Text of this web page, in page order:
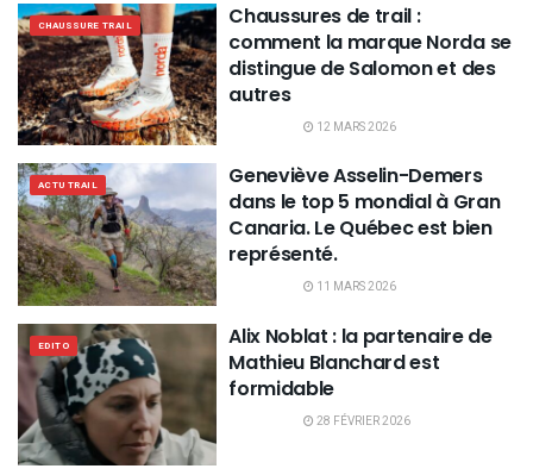
CHAUSSURE TRAIL
Chaussures de trail :
comment la marque Norda se
distingue de Salomon et des
autres
12 MARS 2026
ACTU TRAIL
Geneviève Asselin-Demers
dans le top 5 mondial à Gran
Canaria. Le Québec est bien
représenté.
11 MARS 2026
EDITO
Alix Noblat : la partenaire de
Mathieu Blanchard est
formidable
28 FÉVRIER 2026